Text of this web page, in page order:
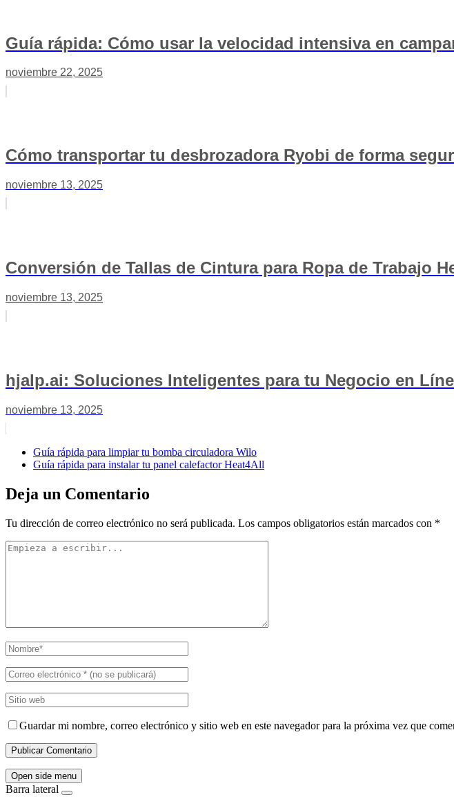
Guía rápida: Cómo usar la velocidad intensiva en
noviembre 22, 2025
Cómo transportar tu desbrozadora Ryobi de forma
noviembre 13, 2025
Conversión de Tallas de Cintura para Ropa de Trabajo
noviembre 13, 2025
hjalp.ai: Soluciones Inteligentes para tu Negocio en
noviembre 13, 2025
Guía rápida para limpiar tu bomba circuladora Wilo
Guía rápida para instalar tu panel calefactor Heat4All
Deja un Comentario
Tu dirección de correo electrónico no será publicada. Los campos obligatorios están marcados con *
Guardar mi nombre, correo electrónico y sitio web en este navegador para la próxima vez que
Open side menu
Barra lateral